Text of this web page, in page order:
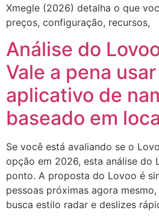
Xmegle (2026) detalha o que
preços, configuração, recursos,
Análise do
Vale a pena
aplicativo de
baseado em
Se você está avaliando se o
opção em 2026, esta análise do
ponto. A proposta do Lovoo é
pessoas próximas agora
busca estilo radar e deslizes